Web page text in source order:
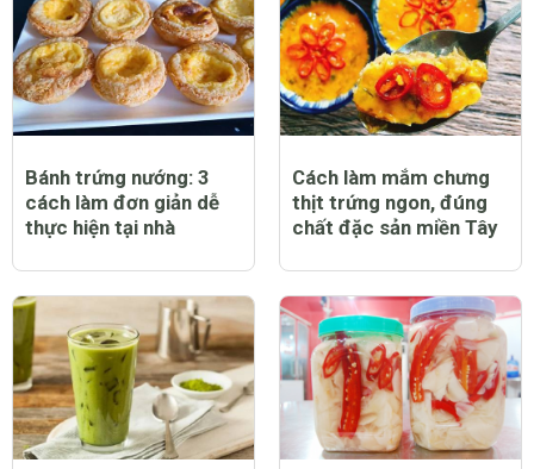
Bánh trứng nướng: 3
cách làm đơn giản dễ
thực hiện tại nhà
Cách làm mắm chưng
thịt trứng ngon, đúng
chất đặc sản miền Tây